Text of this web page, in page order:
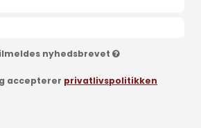
nyhedsbrevet
accepterer privatlivspolitikken